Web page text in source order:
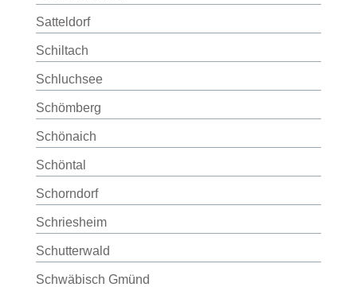
Satteldorf
Schiltach
Schluchsee
Schömberg
Schönaich
Schöntal
Schorndorf
Schriesheim
Schutterwald
Schwäbisch Gmünd